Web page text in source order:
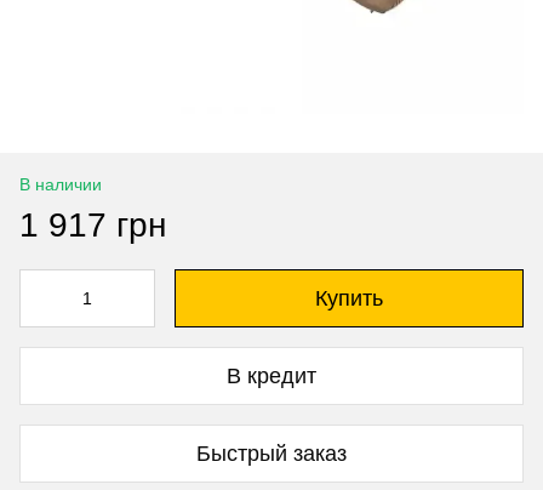
В наличии
1 917 грн
Купить
В кредит
Быстрый заказ